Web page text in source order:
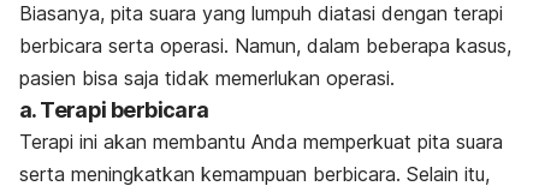
Biasanya, pita suara yang lumpuh diatasi dengan terapi
berbicara serta operasi. Namun, dalam beberapa kasus,
pasien bisa saja tidak memerlukan operasi.
a. Terapi berbicara
Terapi ini akan membantu Anda memperkuat pita suara
serta meningkatkan kemampuan berbicara. Selain itu,